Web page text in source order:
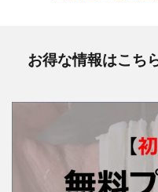
お得な情報はこち